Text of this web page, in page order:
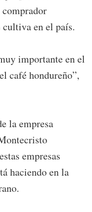
comprador
cultiva en el país.
importante en el
café hondureño”,
la empresa
empresas
haciendo en la